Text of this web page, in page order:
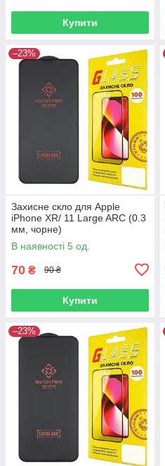
Купити
–23%
Захисне скло для Apple
iPhone XR/ 11 Large ARC (0.3
мм, чорне)
В наявності 5 од.
70 ₴ 90 ₴
Купити
–23%